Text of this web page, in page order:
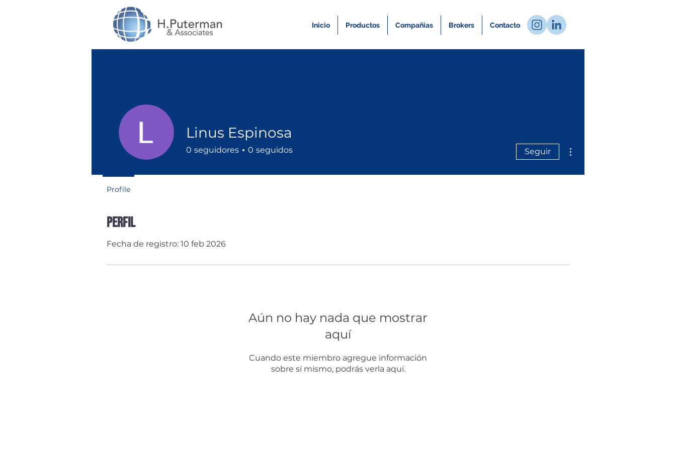
Inicio Productos Compañias Brokers Contacto
Perfil
Fecha de registro: 10 feb 2026
Aún no hay nada que mostrar
aquí
Cuando este miembro agregue información
sobre sí mismo, podrás verla aquí.
Linus Espinosa
0 seguidores 0 seguidos Seguir
Profile